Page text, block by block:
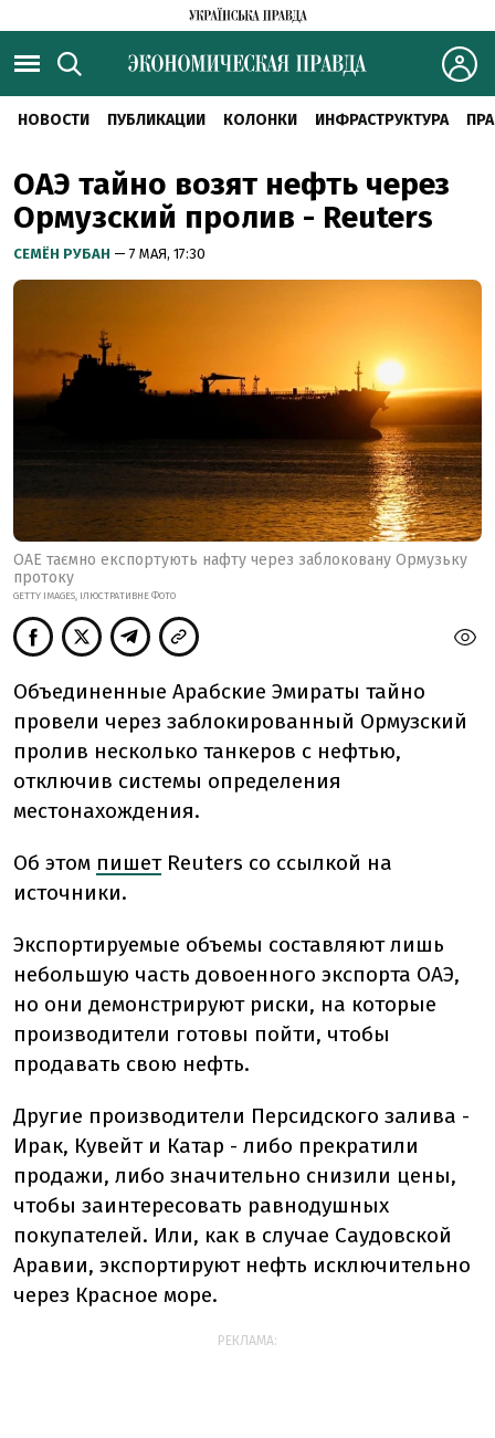
НОВОСТИ ПУБЛИКАЦИИ КОЛОНКИ ИНФРАСТРУКТУРА
ОАЭ тайно возят нефть через
Ормузский пролив - Reuters
СЕМЁН РУБАН — 7 МАЯ, 17:30
ОАЕ таємно експортують нафту через заблоковану Ормузьку
протоку
GETTY IMAGES, ІЛЮСТРАТИВНЕ ФОТО
Объединенные Арабские Эмираты тайно
провели через заблокированный Ормузский
пролив несколько танкеров с нефтью,
отключив системы определения
местонахождения.
Об этом пишет Reuters со ссылкой на
источники.
Экспортируемые объемы составляют лишь
небольшую часть довоенного экспорта ОАЭ,
но они демонстрируют риски, на которые
производители готовы пойти, чтобы
продавать свою нефть.
Другие производители Персидского залива -
Ирак, Кувейт и Катар - либо прекратили
продажи, либо значительно снизили цены,
чтобы заинтересовать равнодушных
покупателей. Или, как в случае Саудовской
Аравии, экспортируют нефть исключительно
через Красное море.
РЕКЛАМА: